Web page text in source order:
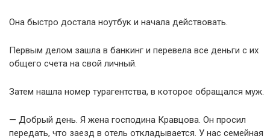
Она быстро достала ноутбук и начала действовать.
Первым делом зашла в банкинг и перевела все деньги с их
общего счета на свой личный.
Затем нашла номер турагентства, в которое обращался муж.
— Добрый день. Я жена господина Кравцова. Он просил
передать, что заезд в отель откладывается. У нас семейная